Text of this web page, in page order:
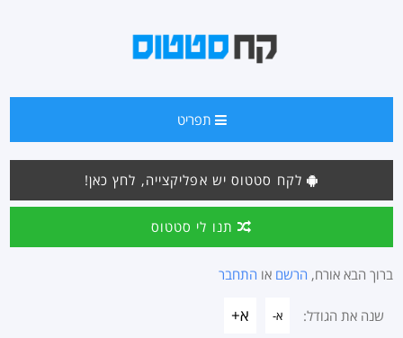
תפריט
לקח סטטוס יש אפליקצייה, לחץ כאן!
תנו לי סטטוס
ברוך הבא אורח, הרשם או התחבר
שנה את הגודל: א- א+